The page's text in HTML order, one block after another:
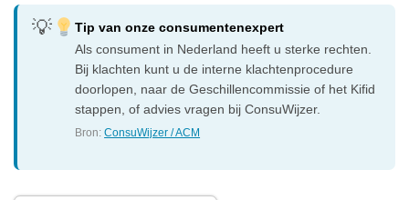
Tip van onze consumentenexpert
Als consument in Nederland heeft u sterke rechten.
Bij klachten kunt u de interne klachtenprocedure
doorlopen, naar de Geschillencommissie of het Kifid
stappen, of advies vragen bij ConsuWijzer.
Bron:ConsuWijzer / ACM